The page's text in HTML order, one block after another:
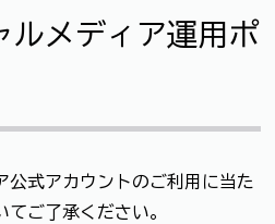
ルメディア運用ポ
公式アカウントのご利用に当た
ご了承ください。